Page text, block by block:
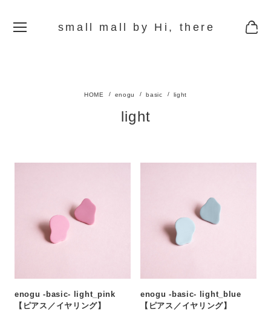
small mall by Hi, there
enogu basic light
light
enogu -basic- light_pink
【ピアス／イヤリング】
enogu -basic- light_blue
【ピアス／イヤリング】